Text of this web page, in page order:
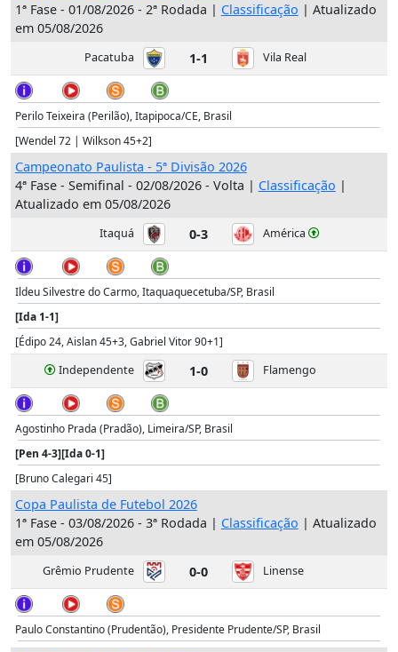
1ª Fase - 01/08/2026 - 2ª Rodada | Classificação | Atualizado
em 05/08/2026
Pacatuba 1-1 Vila Real
Perilo Teixeira (Perilão), Itapipoca/CE, Brasil
[Wendel 72 | Wilkson 45+2]
Campeonato Paulista - 5ª Divisão 2026
4ª Fase - Semifinal - 02/08/2026 - Volta | Classificação |
Atualizado em 05/08/2026
Itaquá 0-3 América
Ildeu Silvestre do Carmo, Itaquaquecetuba/SP, Brasil
[Ida 1-1]
[Édipo 24, Aislan 45+3, Gabriel Vitor 90+1]
Independente
1-0 Flamengo
Agostinho Prada (Pradão), Limeira/SP, Brasil
[Pen 4-3][Ida 0-1]
[Bruno Calegari 45]
Copa Paulista de Futebol 2026
1ª Fase - 03/08/2026 - 3ª Rodada | Classificação | Atualizado
em 05/08/2026
Grêmio Prudente 0-0 Linense
Paulo Constantino (Prudentão), Presidente Prudente/SP, Brasil